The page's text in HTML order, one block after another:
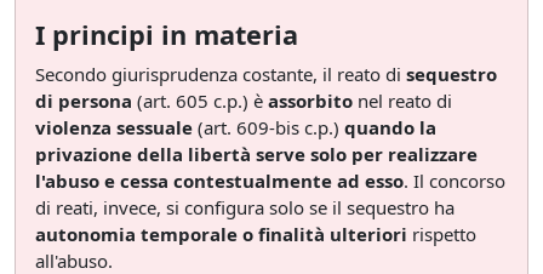
I principi in materia
Secondo giurisprudenza costante, il reato di sequestro
di persona (art. 605 c.p.) è assorbito nel reato di
violenza sessuale (art. 609-bis c.p.) quando la
privazione della libertà serve solo per realizzare
l'abuso e cessa contestualmente ad esso. Il concorso
di reati, invece, si configura solo se il sequestro ha
autonomia temporale o finalità ulteriori rispetto
all'abuso.